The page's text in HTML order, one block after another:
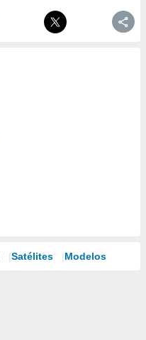
Satélites Modelos